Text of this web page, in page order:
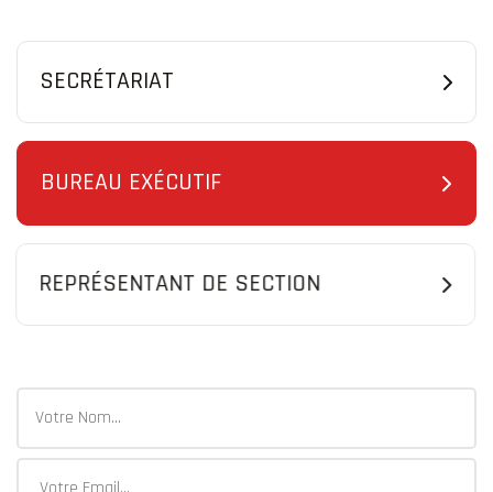
SECRÉTARIAT
BUREAU EXÉCUTIF
REPRÉSENTANT DE SECTION